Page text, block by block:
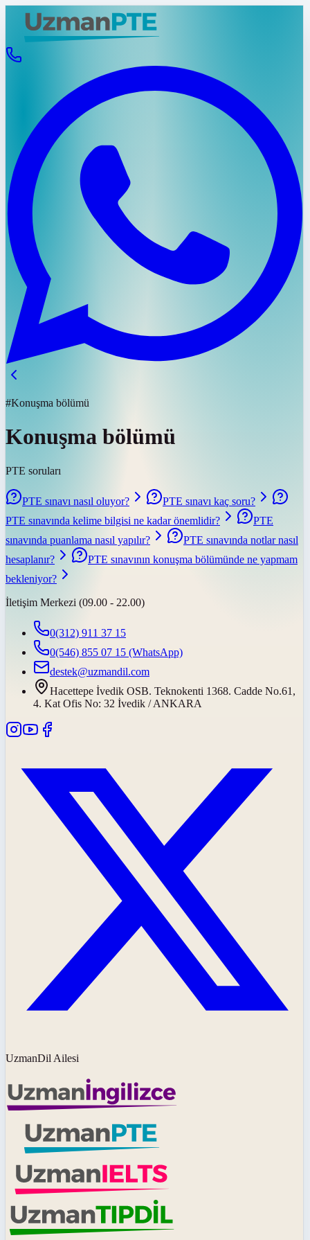
#Konuşma bölümü
Konuşma bölümü
PTE soruları
PTE sınavı nasıl oluyor?
PTE sınavı kaç soru?
PTE sınavında kelime bilgisi ne kadar önemlidir?
PTE
sınavında puanlama nasıl yapılır?
PTE sınavında notlar nasıl
hesaplanır?
PTE sınavının konuşma bölümünde ne yapmam
bekleniyor?
İletişim Merkezi (09.00 - 22.00)
0(312) 911 37 15
0(546) 855 07 15 (WhatsApp)
destek@uzmandil.com
Hacettepe İvedik OSB. Teknokenti 1368. Cadde No.61,
4. Kat Ofis No: 32 İvedik / ANKARA
UzmanDil Ailesi